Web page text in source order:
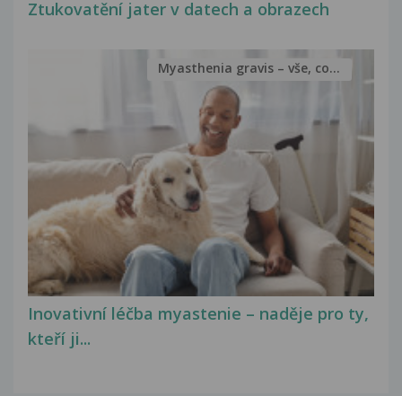
Ztukovatění jater v datech a obrazech
Inovativní léčba myastenie – naděje pro ty,
kteří ji...
Myasthenia gravis – vše, co...